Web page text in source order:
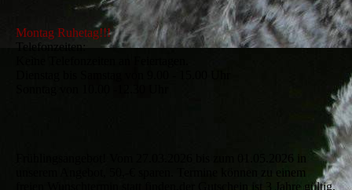
Montag Ruhetag!!!
Telefonzeiten:
unserem Angebot, 50,-€ sparen. Termine können zu einem
freien Wunschtermin statt finden,der Gutschein ist 3 Jahre gültig.